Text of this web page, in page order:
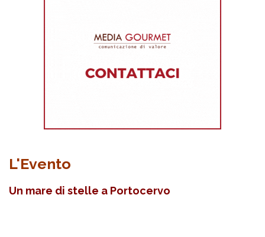
L'Evento
Un mare di stelle a Portocervo